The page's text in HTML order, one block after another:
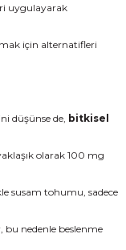
uygulayarak
için alternatifleri
düşünse de, bitkisel
olarak 100 mg
susam tohumu, sadece
bu nedenle beslenme